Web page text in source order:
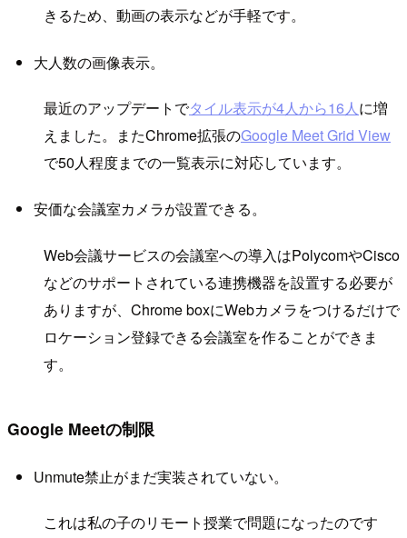
きるため、動画の表示などが手軽です。
大人数の画像表示。
最近のアップデートでタイル表示が4人から16人に増
えました。またChrome拡張のGoogle Meet Grid View
で50人程度までの一覧表示に対応しています。
安価な会議室カメラが設置できる。
Web会議サービスの会議室への導入はPolycomやCisco
などのサポートされている連携機器を設置する必要が
ありますが、Chrome boxにWebカメラをつけるだけで
ロケーション登録できる会議室を作ることができま
す。
Google Meetの制限
Unmute禁止がまだ実装されていない。
これは私の子のリモート授業で問題になったのです